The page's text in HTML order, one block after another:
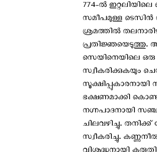
774-ല്‍
സമീപമുള്ള ടെസിന്‍
ശ്രമത്തില്‍
പ്രതിജ്ഞയെടുത്തു.
സെയിനെയിലെ
സ്വീകരിക്കുകയും
സൂക്ഷിപ്പുകാരനായി
ഭക്ഷണമാക്കി
നഗ്നപാദനായി
ചിലവഴിച്ചു.
സ്വീകരിച്ചു.